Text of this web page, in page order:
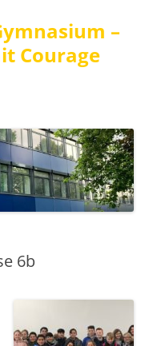
–
Courage
6b